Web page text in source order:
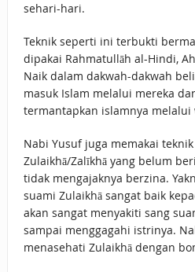
sehari-hari.
Teknik seperti ini terbukti
dipakai Rahmatullāh al-Hindi,
Naik dalam dakwah-dakwah
masuk Islam melalui mereka
termantapkan islamnya melalui
Nabi Yusuf juga memakai
Zulaikhā/Zalīkhā yang belum
tidak mengajaknya berzina.
suami Zulaikhā sangat baik
akan sangat menyakiti sang
sampai menggagahi istrinya.
menasehati Zulaikhā dengan